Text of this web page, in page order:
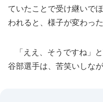
ていたことで受け継いで
われると、様子が変わった
「ええ、そうですね」
谷部選手は、苦笑いしなが